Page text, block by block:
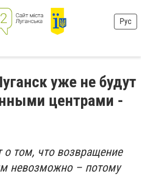
Рус
уже не будут
центрами -
о том, что возвращение
невозможно – потому